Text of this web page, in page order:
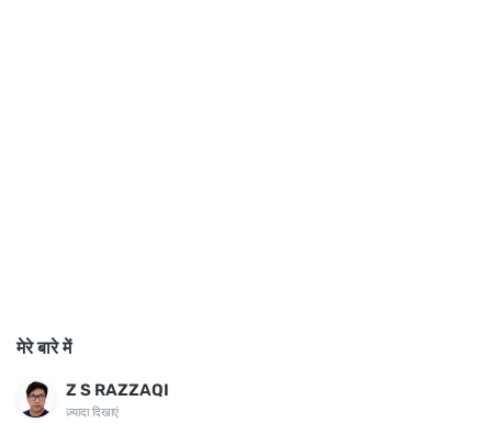
मेरे बारे में
Z S RAZZAQI
ज़्यादा दिखाएं